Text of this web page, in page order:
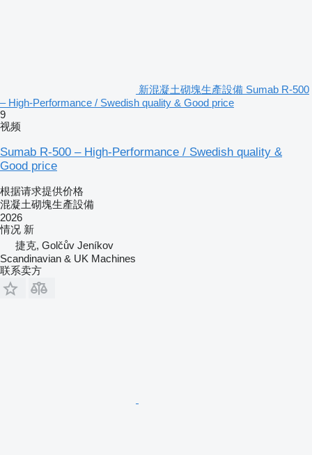
新混凝土砌塊生產設備 Sumab R-500
– High-Performance / Swedish quality & Good price
9
视频
Sumab R-500 – High-Performance / Swedish quality &
Good price
根据请求提供价格
混凝土砌塊生產設備
2026
情况 新
捷克, Golčův Jeníkov
Scandinavian & UK Machines
联系卖方